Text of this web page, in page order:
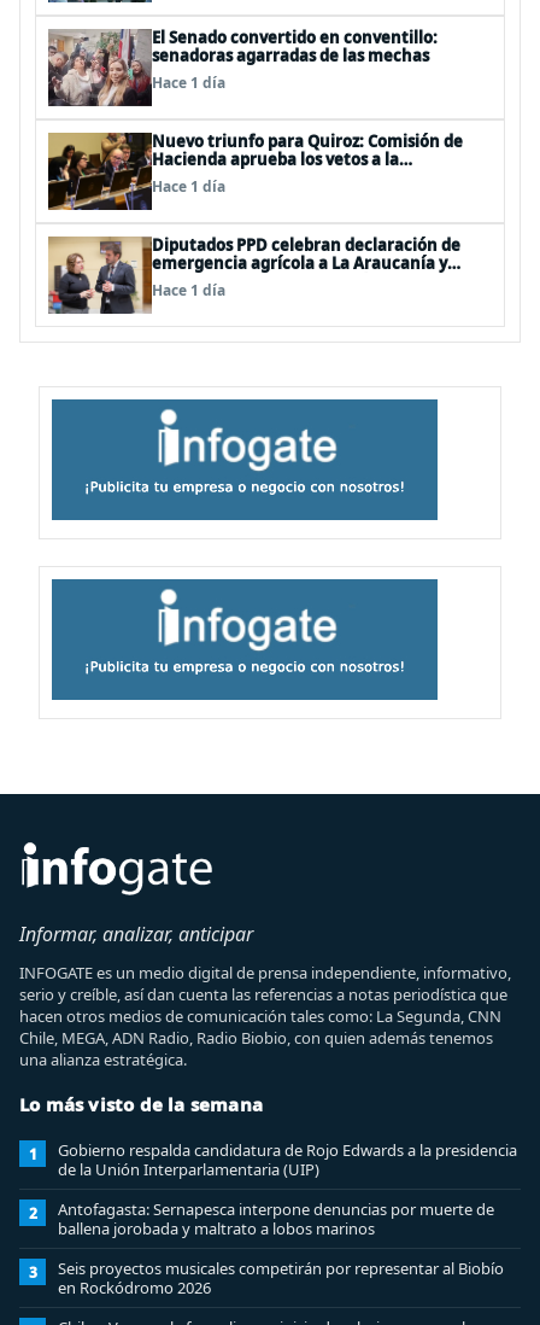
El Senado convertido en conventillo:
senadoras agarradas de las mechas
Hace 1 día
Nuevo triunfo para Quiroz: Comisión de
Hacienda aprueba los vetos a la
Megarreforma
Hace 1 día
Diputados PPD celebran declaración de
emergencia agrícola a La Araucanía y
piden agilizar ayudas económicas a
familias
Hace 1 día
Informar, analizar, anticipar
INFOGATE es un medio digital de prensa independiente, informativo,
serio y creíble, así dan cuenta las referencias a notas periodística que
hacen otros medios de comunicación tales como: La Segunda, CNN
Chile, MEGA, ADN Radio, Radio Biobio, con quien además tenemos
una alianza estratégica.
Lo más visto de la semana
1
Gobierno respalda candidatura de Rojo Edwards a la presidencia
de la Unión Interparlamentaria (UIP)
2
Antofagasta: Sernapesca interpone denuncias por muerte de
ballena jorobada y maltrato a lobos marinos
3
Seis proyectos musicales competirán por representar al Biobío
en Rockódromo 2026